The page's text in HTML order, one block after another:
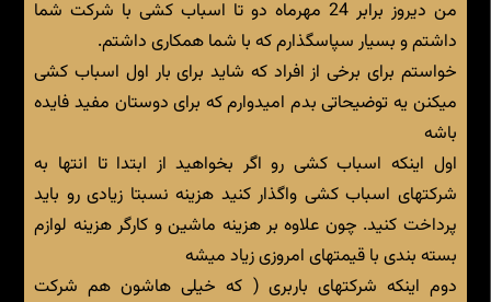
من دیروز برابر 24 مهرماه دو تا اسباب کشی با شرکت شما
داشتم و بسیار سپاسگذارم که با شما همکاری داشتم.
خواستم برای برخی از افراد که شاید برای بار اول اسباب کشی
میکنن یه توضیحاتی بدم امیدوارم که برای دوستان مفید فایده
باشه
اول اینکه اسباب کشی رو اگر بخواهید از ابتدا تا انتها به
شرکتهای اسباب کشی واگذار کنید هزینه نسبتا زیادی رو باید
پرداخت کنید. چون علاوه بر هزینه ماشین و کارگر هزینه لوازم
بسته بندی با قیمتهای امروزی زیاد میشه
دوم اینکه شرکتهای باربری ( که خیلی هاشون هم شرکت